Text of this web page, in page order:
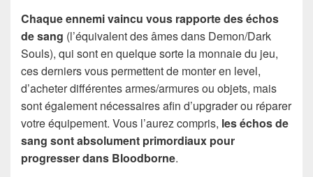
Chaque ennemi vaincu vous rapporte des échos
de sang (l’équivalent des âmes dans Demon/Dark
Souls), qui sont en quelque sorte la monnaie du jeu,
ces derniers vous permettent de monter en level,
d’acheter différentes armes/armures ou objets, mais
sont également nécessaires afin d’upgrader ou réparer
votre équipement. Vous l’aurez compris, les échos de
sang sont absolument primordiaux pour
progresser dans Bloodborne.